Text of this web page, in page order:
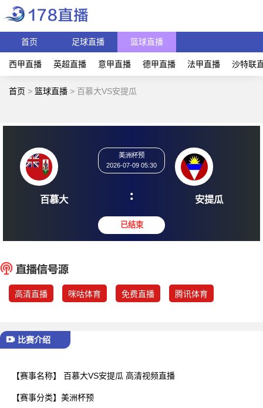
首页 足球直播 篮球直播
西甲直播 英超直播 意甲直播 德甲直播 法甲直播 沙特联
首页 > 篮球直播 > 百慕大VS安提瓜
百慕大
2026-07-09 05:30
: 安
高清直播 咪咕体育 免费直播 腾讯体育
比赛介绍
【赛事名称】 百慕大VS安提瓜 高清视频直播
【赛事分类】 美洲杯预